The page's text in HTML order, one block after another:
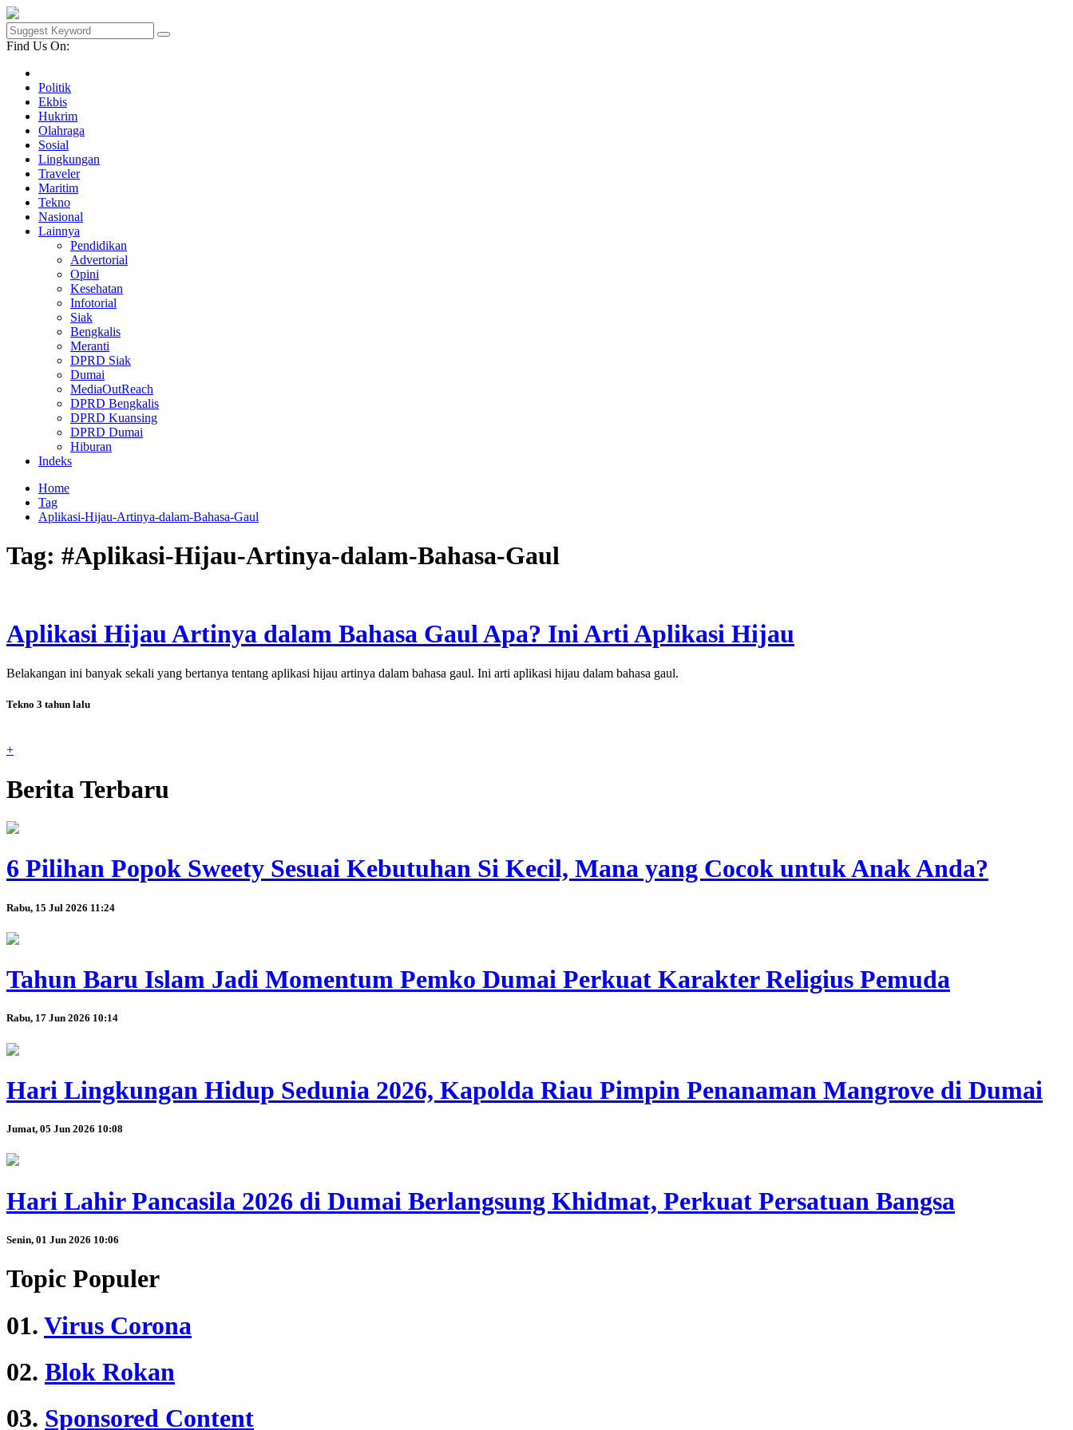
Find Us On:
Politik
Ekbis
Hukrim
Olahraga
Sosial
Lingkungan
Traveler
Maritim
Tekno
Nasional
Lainnya
Pendidikan
Advertorial
Opini
Kesehatan
Infotorial
Siak
Bengkalis
Meranti
DPRD Siak
Dumai
MediaOutReach
DPRD Bengkalis
DPRD Kuansing
DPRD Dumai
Hiburan
Indeks
Home
Tag
Aplikasi-Hijau-Artinya-dalam-Bahasa-Gaul
Tag: #Aplikasi-Hijau-Artinya-dalam-Bahasa-Gaul
Aplikasi Hijau Artinya dalam Bahasa Gaul Apa? Ini Arti Aplikasi Hijau
Belakangan ini banyak sekali yang bertanya tentang aplikasi hijau artinya dalam bahasa gaul. Ini arti aplikasi hijau dalam bahasa gaul.
Tekno 3 tahun lalu
+
Berita Terbaru
6 Pilihan Popok Sweety Sesuai Kebutuhan Si Kecil, Mana yang Cocok untuk Anak Anda?
Rabu, 15 Jul 2026 11:24
Tahun Baru Islam Jadi Momentum Pemko Dumai Perkuat Karakter Religius Pemuda
Rabu, 17 Jun 2026 10:14
Hari Lingkungan Hidup Sedunia 2026, Kapolda Riau Pimpin Penanaman Mangrove di Dumai
Jumat, 05 Jun 2026 10:08
Hari Lahir Pancasila 2026 di Dumai Berlangsung Khidmat, Perkuat Persatuan Bangsa
Senin, 01 Jun 2026 10:06
Topic Populer
01. Virus Corona
02. Blok Rokan
03. Sponsored Content